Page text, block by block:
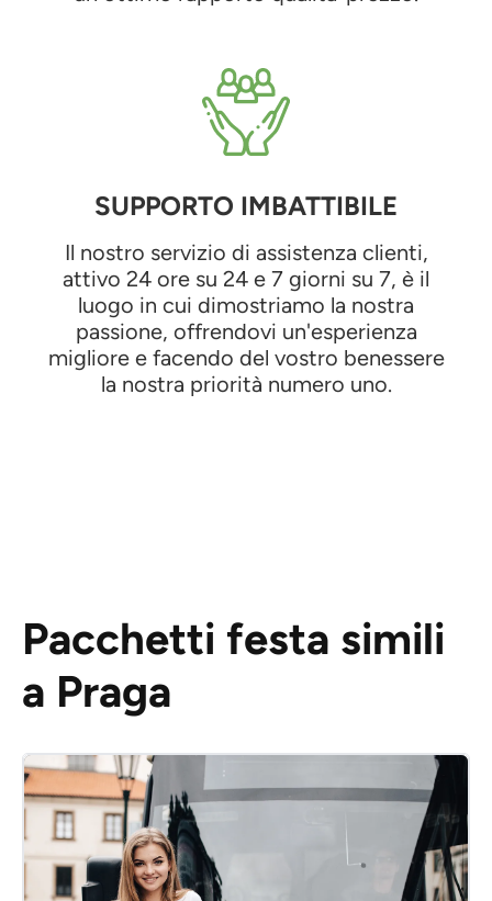
SUPPORTO IMBATTIBILE
Il nostro servizio di assistenza clienti,
attivo 24 ore su 24 e 7 giorni su 7, è il
luogo in cui dimostriamo la nostra
passione, offrendovi un'esperienza
migliore e facendo del vostro benessere
la nostra priorità numero uno.
Pacchetti festa simili
a Praga